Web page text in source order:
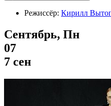
Режиссёр: Кирилл
Сентябрь, Пн
07
7 сен